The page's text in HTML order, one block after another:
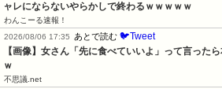
ャレにならないやらかしで終わるｗｗｗｗｗ
わんこーる速報！
2026/08/06 17:35
あとで読む 🐦Tweet
【画像】女さん「先に食べていいよ」って言った
ｗ
不思議.net